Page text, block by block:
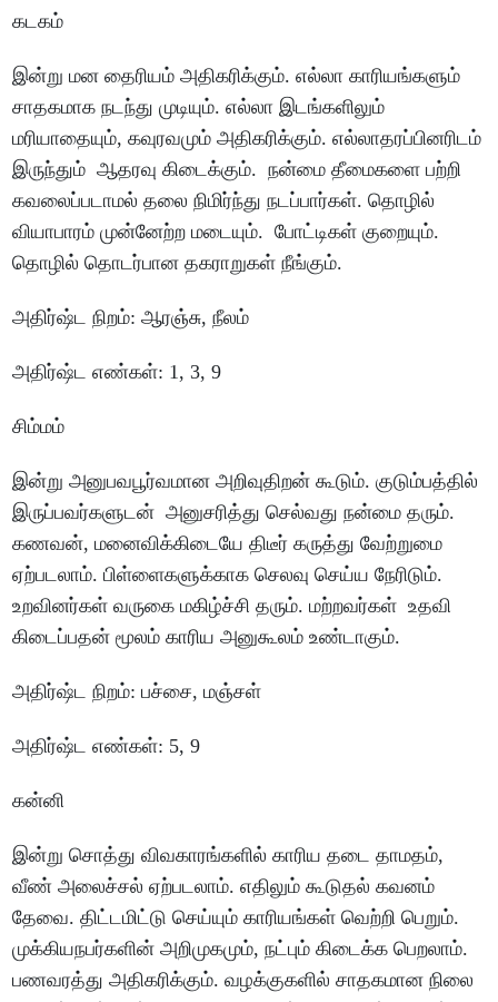
கடகம்
இன்று மன தைரியம் அதிகரிக்கும்.எல்லா காரியங்களும்
சாதகமாக நடந்து முடியும்.எல்லா இடங்களிலும்
மரியாதையும்,கவுரவமும் அதிகரிக்கும்.எல்லாதரப்பினரிடம்
இருந்தும் ஆதரவு கிடைக்கும்.நன்மை தீமைகளை பற்றி
கவலைப்படாமல் தலை நிமிர்ந்து நடப்பார்கள்.தொழில்
வியாபாரம் முன்னேற்ற மடையும்.போட்டிகள் குறையும்.
தொழில் தொடர்பான தகராறுகள் நீங்கும்.
அதிர்ஷ்ட நிறம்:ஆரஞ்சு,நீலம்
அதிர்ஷ்ட எண்கள்: 1, 3, 9
சிம்மம்
இன்று அனுபவபூர்வமான அறிவுதிறன் கூடும்.குடும்பத்தில்
இருப்பவர்களுடன் அனுசரித்து செல்வது நன்மை தரும்.
கணவன்,மனைவிக்கிடையே திடீர் கருத்து வேற்றுமை
ஏற்படலாம்.பிள்ளைகளுக்காக செலவு செய்ய நேரிடும்.
உறவினர்கள் வருகை மகிழ்ச்சி தரும்.மற்றவர்கள் உதவி
கிடைப்பதன் மூலம் காரிய அனுகூலம் உண்டாகும்.
அதிர்ஷ்ட நிறம்:பச்சை,மஞ்சள்
அதிர்ஷ்ட எண்கள்: 5, 9
கன்னி
இன்று சொத்து விவகாரங்களில் காரிய தடை தாமதம்,
வீண் அலைச்சல் ஏற்படலாம்.எதிலும் கூடுதல் கவனம்
தேவை.திட்டமிட்டு செய்யும் காரியங்கள் வெற்றி பெறும்.
முக்கியநபர்களின் அறிமுகமும்,நட்பும் கிடைக்க பெறலாம்.
பணவரத்து அதிகரிக்கும்.வழக்குகளில் சாதகமான நிலை